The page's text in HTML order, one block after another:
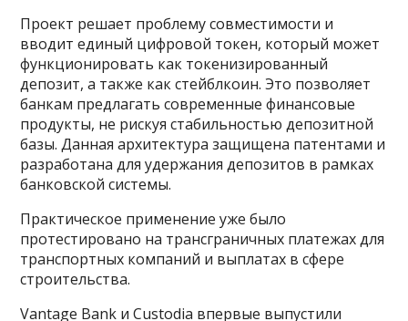
Проект решает проблему совместимости и
вводит единый цифровой токен, который может
функционировать как токенизированный
депозит, а также как стейблкоин. Это позволяет
банкам предлагать современные финансовые
продукты, не рискуя стабильностью депозитной
базы. Данная архитектура защищена патентами и
разработана для удержания депозитов в рамках
банковской системы.
Практическое применение уже было
протестировано на трансграничных платежах для
транспортных компаний и выплатах в сфере
строительства.
Vantage Bank и Custodia впервые выпустили